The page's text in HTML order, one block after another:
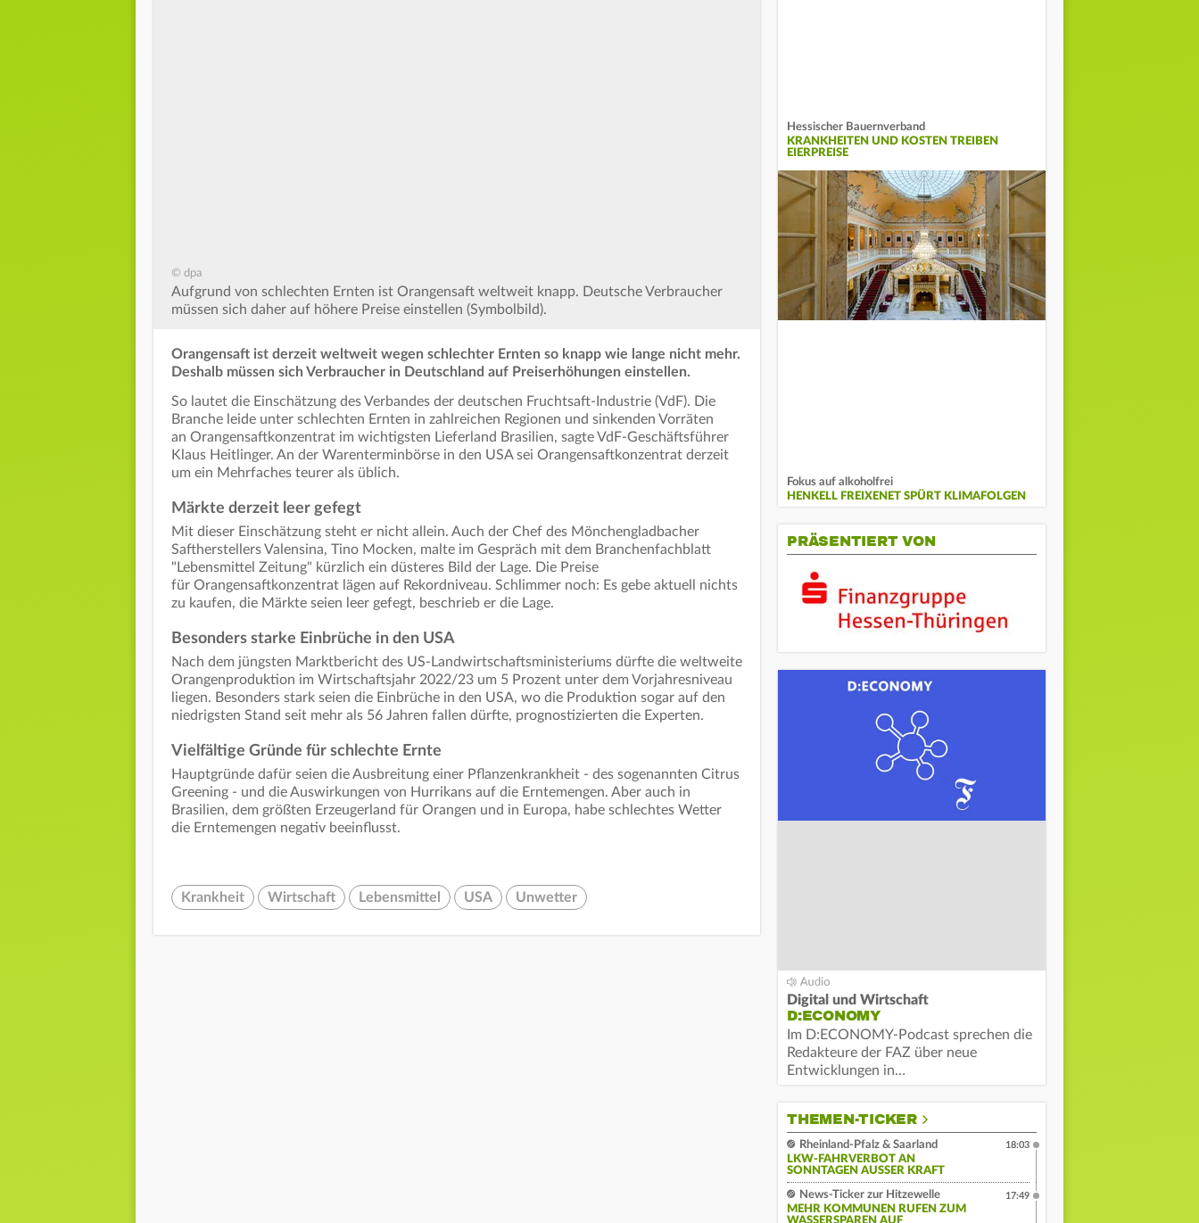
© dpa
Aufgrund von schlechten Ernten ist Orangensaft weltweit knapp. Deutsche Verbraucher
müssen sich daher auf höhere Preise einstellen (Symbolbild).
Orangensaft ist derzeit weltweit wegen schlechter Ernten so knapp wie lange nicht mehr.
Deshalb müssen sich Verbraucher in Deutschland auf Preiserhöhungen einstellen.
So lautet die Einschätzung des Verbandes der deutschen Fruchtsaft-Industrie (VdF). Die
Branche leide unter schlechten Ernten in zahlreichen Regionen und sinkenden Vorräten
an Orangensaftkonzentrat im wichtigsten Lieferland Brasilien, sagte VdF-Geschäftsführer
Klaus Heitlinger. An der Warenterminbörse in den USA sei Orangensaftkonzentrat derzeit
um ein Mehrfaches teurer als üblich.
Märkte derzeit leer gefegt
Mit dieser Einschätzung steht er nicht allein. Auch der Chef des Mönchengladbacher
Saftherstellers Valensina, Tino Mocken, malte im Gespräch mit dem Branchenfachblatt
"Lebensmittel Zeitung" kürzlich ein düsteres Bild der Lage. Die Preise
für Orangensaftkonzentrat lägen auf Rekordniveau. Schlimmer noch: Es gebe aktuell nichts
zu kaufen, die Märkte seien leer gefegt, beschrieb er die Lage.
Besonders starke Einbrüche in den USA
Nach dem jüngsten Marktbericht des US-Landwirtschaftsministeriums dürfte die weltweite
Orangenproduktion im Wirtschaftsjahr 2022/23 um 5 Prozent unter dem Vorjahresniveau
liegen. Besonders stark seien die Einbrüche in den USA, wo die Produktion sogar auf den
niedrigsten Stand seit mehr als 56 Jahren fallen dürfte, prognostizierten die Experten.
Vielfältige Gründe für schlechte Ernte
Hauptgründe dafür seien die Ausbreitung einer Pflanzenkrankheit - des sogenannten Citrus
Greening - und die Auswirkungen von Hurrikans auf die Erntemengen. Aber auch in
Brasilien, dem größten Erzeugerland für Orangen und in Europa, habe schlechtes Wetter
die Erntemengen negativ beeinflusst.
Krankheit Wirtschaft Lebensmittel USA Unwetter
Hessischer Bauernverband
KRANKHEITEN UND KOSTEN TREIBEN
EIERPREISE
Fokus auf alkoholfrei
HENKELL FREIXENET SPÜRT KLIMAFOLGEN
PRÄSENTIERT VON
Digital und Wirtschaft
D:ECONOMY
Im D:ECONOMY-Podcast sprechen die
Redakteure der FAZ über neue
Entwicklungen in…
THEMEN-TICKER
Rheinland-Pfalz & Saarland
LKW-FAHRVERBOT AN
SONNTAGEN AUSSER KRAFT
18:03
News-Ticker zur Hitzewelle
MEHR KOMMUNEN RUFEN ZUM
WASSERSPAREN AUF
17:49